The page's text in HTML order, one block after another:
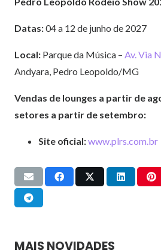
Datas:04 a 12 de junho de 2027
Local: Parque da Música – Av. Via
Andyara, Pedro Leopoldo/MG
Vendas de lounges a partir de
setores a partir de setembro:
Site oficial:www.plrs.com.br
MAIS NOVIDADES